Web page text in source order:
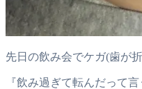
先日の飲み会でケガ(歯が
『飲み過ぎて転んだって